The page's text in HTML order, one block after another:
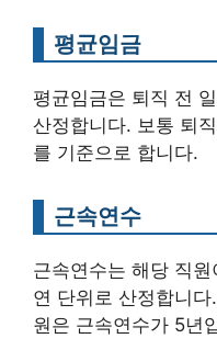
평균임금
평균임금은 퇴직 전
산정합니다. 보통 퇴
를 기준으로 합니다.
근속연수
근속연수는 해당 직
연 단위로 산정합니
원은 근속연수가 5년